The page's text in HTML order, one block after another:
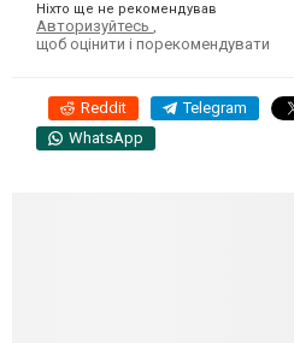
Ніхто ще не рекомендував
Авторизуйтесь ,
щоб оцінити і порекомендувати
Reddit Telegram
WhatsApp